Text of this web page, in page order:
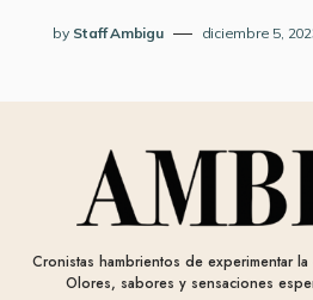
by Staff Ambigu diciembre 5,
Cronistas hambrientos de experimentar
Olores, sabores y sensaciones